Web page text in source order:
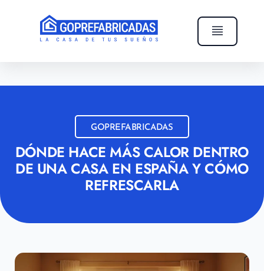
GOPREFABRICADAS
DÓNDE HACE MÁS CALOR DENTRO
DE UNA CASA EN ESPAÑA Y CÓMO
REFRESCARLA